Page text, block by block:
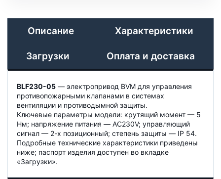
Описание Характеристики
Загрузки Оплата и доставка
BLF230-05 — электропривод BVM для управления
противопожарными клапанами в системах
вентиляции и противодымной защиты.
Ключевые параметры модели: крутящий момент — 5
Нм; напряжение питания — AC230V; управляющий
сигнал — 2-х позиционный; степень защиты — IP 54.
Подробные технические характеристики приведены
ниже; паспорт изделия доступен во вкладке
«Загрузки».